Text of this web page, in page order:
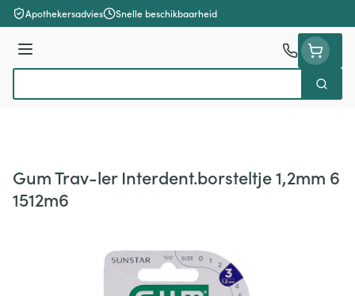
Ga naar de inhoud
Apothekersadvies Snelle beschikbaarheid
Menu
Zoek
Gum Trav-ler Interdent.borsteltje 1,2mm 6
1512m6